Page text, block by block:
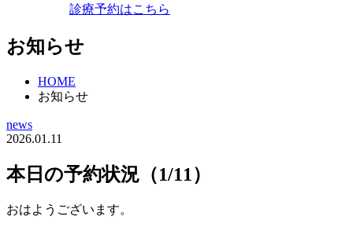
診療予約はこちら
お知らせ
HOME
お知らせ
news
2026.01.11
本日の予約状況（1/11）
おはようございます。